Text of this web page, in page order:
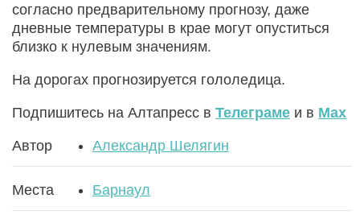
согласно предварительному прогнозу, даже
дневные температуры в крае могут опуститься
близко к нулевым значениям.
На дорогах прогнозируется гололедица.
Подпишитесь на Алтапресс в Телеграме и в Max
Автор Александр Шелягин
Места Барнаул